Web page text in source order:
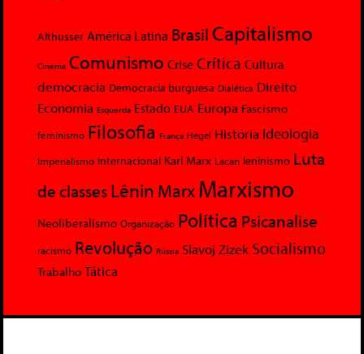
Althusser América Latina Brasil Capitalismo
Cinema Comunismo Crise Crítica Cultura
democracia Democracia burguesa Dialética Direito
Economia Esquerda Estado EUA Europa Fascismo
feminismo Filosofia França Hegel História Ideologia
Imperialismo Internacional Karl Marx Lacan leninismo Luta
de classesLênin MarxMarxismo
Neoliberalismo Organização Política Psicanalise
racismo Revolução Rússia Slavoj Zizek Socialismo
Trabalho Tática